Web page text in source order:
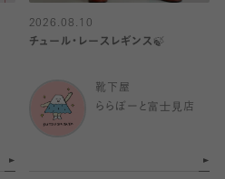
2026.08.10
チュール・レースレギンス🍃
靴下屋
ららぽーと富士見店